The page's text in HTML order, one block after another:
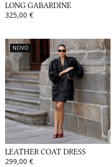
LONG GABARDINE
325,00 €
NOVO
LEATHER COAT DRESS
299,00 €